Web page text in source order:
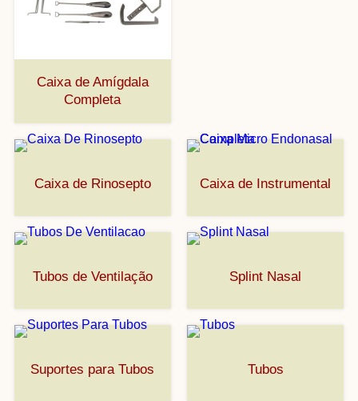
Caixa de Amígdala
Completa
Caixa de Rinosepto Caixa de Instrumental
Tubos de Ventilação Splint Nasal
Suportes para Tubos Tubos